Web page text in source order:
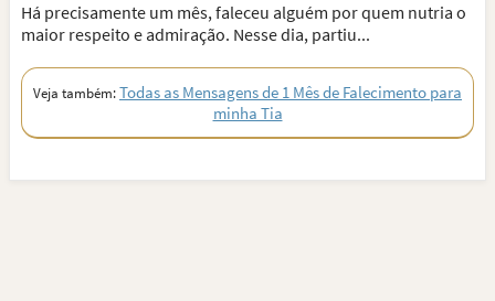
Há precisamente um mês, faleceu alguém por quem nutria o
maior respeito e admiração. Nesse dia, partiu...
Veja também:Todas as Mensagens de 1 Mês de Falecimento para
minha Tia